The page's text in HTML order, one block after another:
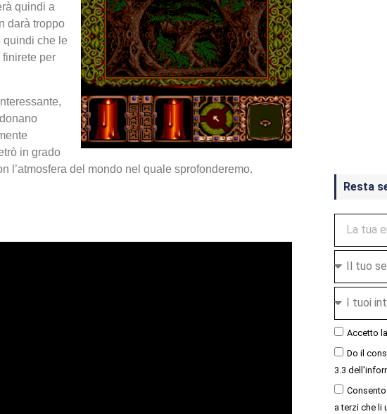
quindi a
darà troppo
quindi che le
per
in grado
l’atmosfera del mondo nel quale sprofonderemo.
Resta
Accetto la
Do il
3.3
a terzi che li